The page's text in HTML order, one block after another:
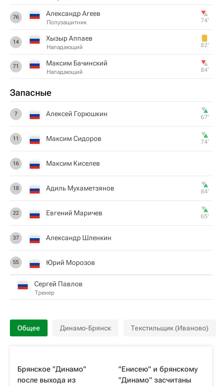
76 Александр Агеев
Полузащитник 74‎’‎
14 Хызыр Аппаев
Нападающий 82‎’‎
71 Максим Бачинский
Нападающий 84‎’‎
Запасные
7 Алексей Горюшкин 67‎’‎
11 Максим Сидоров 74‎’‎
16 Максим Киселев
18 Адиль Мухаметзянов 84‎’‎
22 Евгений Маричев 65‎’‎
37 Александр Шленкин
55 Юрий Морозов
Сергей Павлов
Тренер
Общее Динамо-Брянск Текстильщик (Иваново)
Брянское "Динамо"
после выхода из
"Енисею" и брянскому
"Динамо" засчитаны